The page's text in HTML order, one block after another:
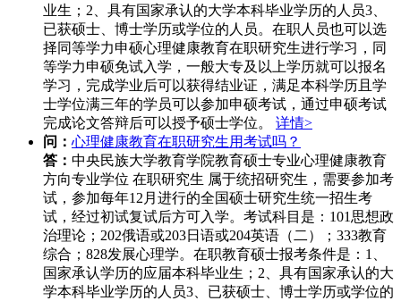
业生；2、具有国家承认的大学本科毕业学历的人员3、
已获硕士、博士学历或学位的人员。在职人员也可以选
择同等学力申硕心理健康教育在职研究生进行学习，同
等学力申硕免试入学，一般大专及以上学历就可以报名
学习，完成学业后可以获得结业证，满足本科学历且学
士学位满三年的学员可以参加申硕考试，通过申硕考试
完成论文答辩后可以授予硕士学位。 详情>
问： 心理健康教育在职研究生用考试吗？
答： 中央民族大学教育学院教育硕士专业心理健康教育
方向专业学位 在职研究生 属于统招研究生，需要参加考
试，参加每年12月进行的全国硕士研究生统一招生考
试，经过初试复试后方可入学。考试科目是：101思想政
治理论；202俄语或203日语或204英语（二）；333教育
综合；828发展心理学。在职教育硕士报考条件是：1、
国家承认学历的应届本科毕业生；2、具有国家承认的大
学本科毕业学历的人员3、已获硕士、博士学历或学位的